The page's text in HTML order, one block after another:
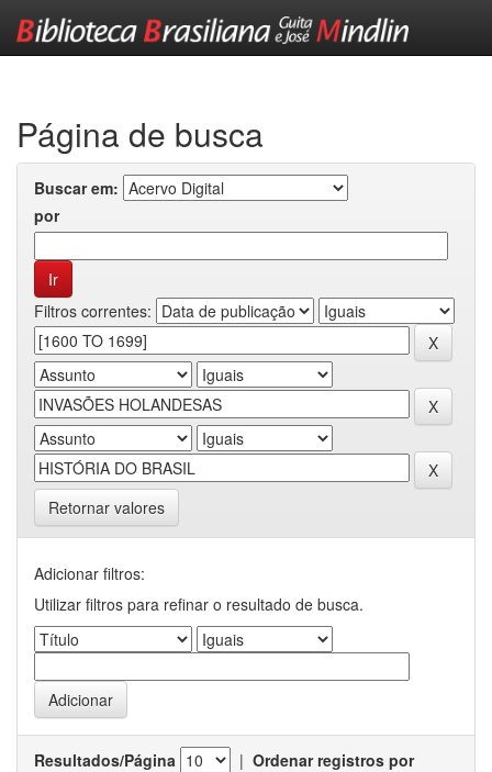
Página de busca
Buscar em:
por
Filtros correntes:
Retornar valores
Adicionar filtros:
Utilizar filtros para refinar o resultado de busca.
Resultados/Página | Ordenar registros por